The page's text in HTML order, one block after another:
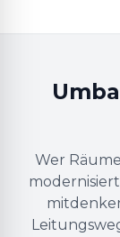
Wer